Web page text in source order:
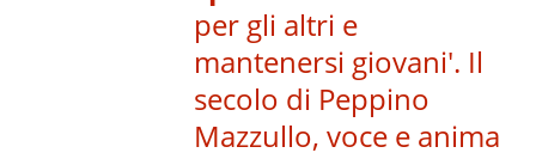
per gli altri e
mantenersi giovani'. Il
secolo di Peppino
Mazzullo, voce e anima